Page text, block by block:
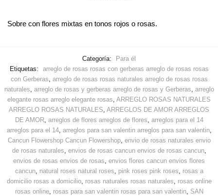
Sobre con flores mixtas en tonos rojos o rosas.
Categoría:
Para él
Etiquetas:
arreglo de rosas rosas con gerberas arreglo de rosas rosas
con Gerberas, arreglo de rosas rosas naturales arreglo de rosas rosas
naturales, arreglo de rosas y gerberas arreglo de rosas y Gerberas, arreglo
elegante rosas arreglo elegante rosas, ARREGLO ROSAS NATURALES
ARREGLO ROSAS NATURALES, ARREGLOS DE AMOR ARREGLOS
DE AMOR, arreglos de flores arreglos de flores, arreglos para el 14
arreglos para el 14, arreglos para san valentin arreglos para san valentin,
Cancun Flowershop Cancun Flowershop, envio de rosas naturales envio
de rosas naturales, envios de rosas cancun envios de rosas cancun,
envios de rosas envios de rosas, envios flores cancun envios flores
cancun, natural roses natural roses, pink roses pink roses, rosas a
domicilio rosas a domicilio, rosas naturales rosas naturales, rosas online
rosas online, rosas para san valentin rosas para san valentin, SAN